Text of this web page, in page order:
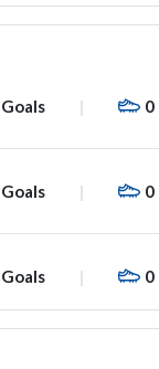
Goals 0
Goals 0
Goals 0